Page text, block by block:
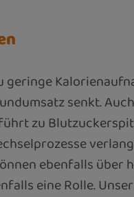
senkt.
zu
ebenfalls über
eine Rolle.